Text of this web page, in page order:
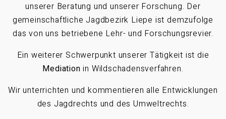
unserer Beratung und unserer Forschung. Der
gemeinschaftliche Jagdbezirk Liepe ist demzufolge
das von uns betriebene Lehr- und Forschungsrevier.
Ein weiterer Schwerpunkt unserer Tätigkeit ist die
Mediation in Wildschadensverfahren.
Wir unterrichten und kommentieren alle Entwicklungen
des Jagdrechts und des Umweltrechts.